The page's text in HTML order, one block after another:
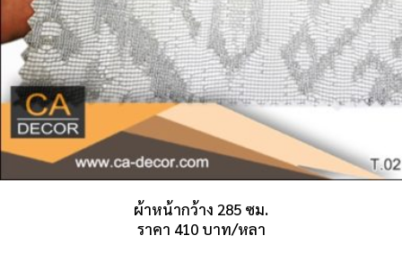
ผ้าหน้ากว้าง 285 ซม.
ราคา 410 บาท/หลา